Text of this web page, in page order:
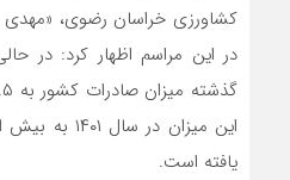
کشاورزی خراسان رضوی، «مهدی
در این مراسم اظهار کرد: در
یافته است.